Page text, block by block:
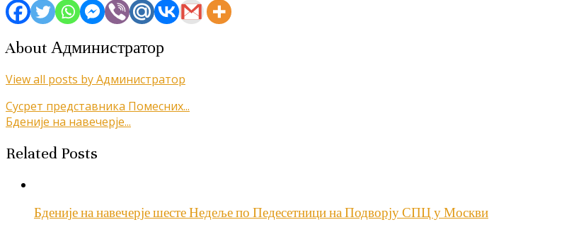
About Администратор
View all posts by Администратор
Кретање
чланка
Сусрет представника Помесних...
Бденије на навечерје...
Related Posts
Бденије на навечерје шесте Недеље по Педесетници на Подворју СПЦ у Москви